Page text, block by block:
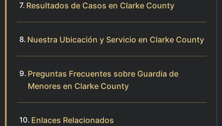
Resultados de Casos en Clarke County
Nuestra Ubicación y Servicio en Clarke County
Preguntas Frecuentes sobre Guardia de
Menores en Clarke County
Enlaces Relacionados